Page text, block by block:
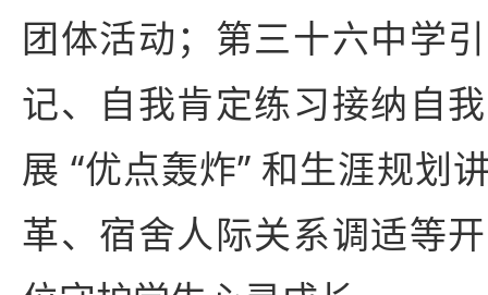
团体活动；第三十六中学
记、自我肯定练习接纳自
展 “优点轰炸” 和生涯规划
革、宿舍人际关系调适等